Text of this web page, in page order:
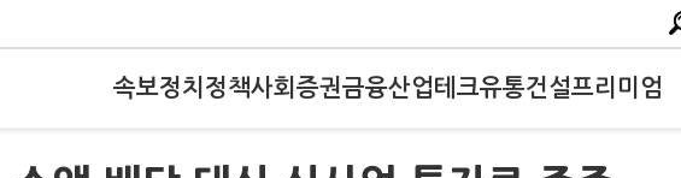
속보정치 정책사회 증권금융산업테크유통건설프리미엄